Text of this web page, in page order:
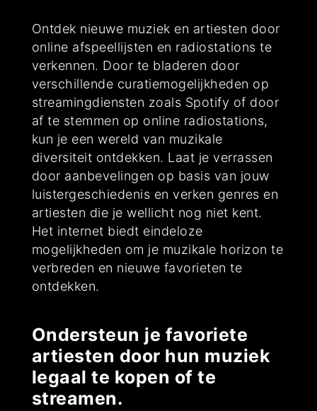
Ontdek nieuwe muziek en artiesten door
online afspeellijsten en radiostations te
verkennen. Door te bladeren door
verschillende curatiemogelijkheden op
streamingdiensten zoals Spotify of door
af te stemmen op online radiostations,
kun je een wereld van muzikale
diversiteit ontdekken. Laat je verrassen
door aanbevelingen op basis van jouw
luistergeschiedenis en verken genres en
artiesten die je wellicht nog niet kent.
Het internet biedt eindeloze
mogelijkheden om je muzikale horizon te
verbreden en nieuwe favorieten te
ontdekken.
Ondersteun je favoriete
artiesten door hun muziek
legaal te kopen of te
streamen.